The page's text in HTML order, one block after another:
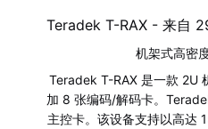
Teradek T-RAX - 来自
机架式高密
Teradek T-RAX 是一款 2U
加 8 张编码/解码卡。
主控卡。该设备支持以高达